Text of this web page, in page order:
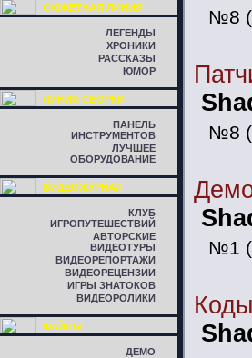
СЮЖЕТНАЯ ЛИНИЯ
ЛЕГЕНДЫ
ХРОНИКИ
РАССКАЗЫ
ЮМОР
ЛИНИЯ СБОРКИ
ПАНЕЛЬ
ИНСТРУМЕНТОВ
ЛУЧШЕЕ
ОБОРУДОВАНИЕ
ВИДЕОЖУРНАЛ
КЛУБ
ИГРОПУТЕШЕСТВИЙ
АВТОРСКИЕ
ВИДЕОТУРЫ
ВИДЕОРЕПОРТАЖИ
ВИДЕОРЕЦЕНЗИИ
ИГРЫ ЗНАТОКОВ
ВИДЕОРОЛИКИ
ФАЙЛЫ
ДЕМО
№8
№8
№1